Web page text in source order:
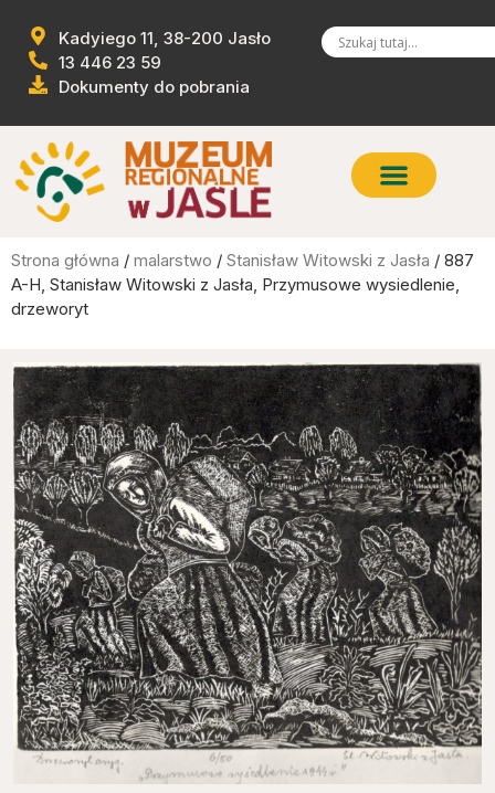
Kadyiego 11, 38-200 Jasło
13 446 23 59
Dokumenty do pobrania
Strona główna / malarstwo / Stanisław Witowski z Jasła / 887
A-H, Stanisław Witowski z Jasła, Przymusowe wysiedlenie,
drzeworyt